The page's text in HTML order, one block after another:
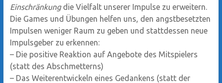
Einschränkungdie Vielfalt unserer Impulse zu erweitern.
Die Games und Übungen helfen uns, den angstbesetzten
Impulsen weniger Raum zu geben und stattdessen neue
Impulsgeber zu erkennen:
– Die positive Reaktion auf Angebote des Mitspielers
(statt des Abschmetterns)
– Das Weiterentwickeln eines Gedankens (statt der